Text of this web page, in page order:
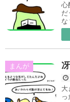
心
だ
な
まんが
大